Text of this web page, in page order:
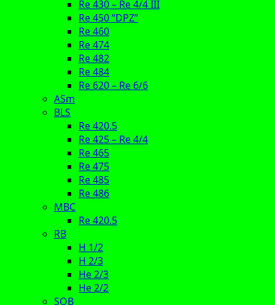
Re 430 – Re 4/4 III
Re 450 “DPZ”
Re 460
Re 474
Re 482
Re 484
Re 620 – Re 6/6
ASm
BLS
Re 420.5
Re 425 – Re 4/4
Re 465
Re 475
Re 485
Re 486
MBC
Re 420.5
RB
H 1/2
H 2/3
He 2/3
He 2/2
SOB